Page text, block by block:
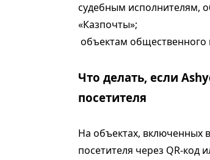
судебным исполнителям,
«Казпочты»;
объектам общественного
Что делать, если
посетителя
На объектах, включенных
посетителя через QR-код